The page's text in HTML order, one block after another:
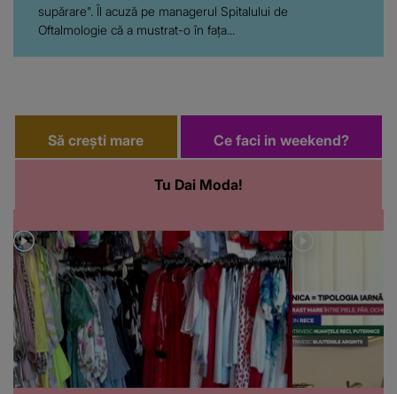
supărare". Îl acuză pe managerul Spitalului de
Oftalmologie că a mustrat-o în fața...
Să crești mare
Tu Dai Moda!
Ce faci in weekend?